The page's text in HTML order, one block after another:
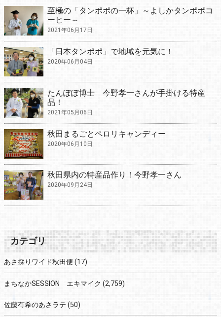
至極の「タンポポの一杯」～よしかタンポポコ
ーヒー～
2021年06月17日
「日本タンポポ」で地域を元気に！
2020年06月04日
たんぽぽ博士 今野孝一さんが手掛ける特産
品！
2021年05月06日
秋田まるごとペロリキャンディー
2020年06月10日
秋田県内の特産品作り！今野孝一さん
2020年09月24日
カテゴリ
あさ採りワイド秋田便 (17)
まちなかSESSION エキマイク (2,759)
佐藤有希のあさラテ (50)